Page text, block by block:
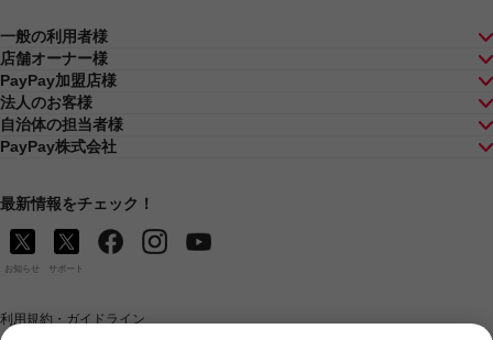
一般の利用者様
店舗オーナー様
PayPay加盟店様
法人のお客様
自治体の担当者様
PayPay株式会社
最新情報をチェック！
お知らせ サポート
利用規約・ガイドライン